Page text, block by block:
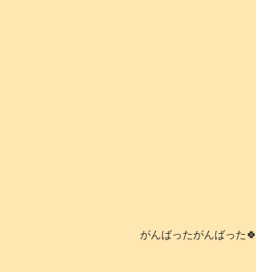
がんばったがんばった🍀